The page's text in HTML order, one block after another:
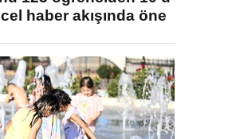
haber akışında öne